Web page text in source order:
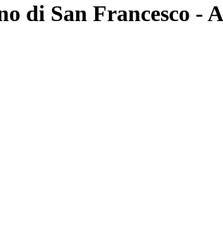
di San Francesco -